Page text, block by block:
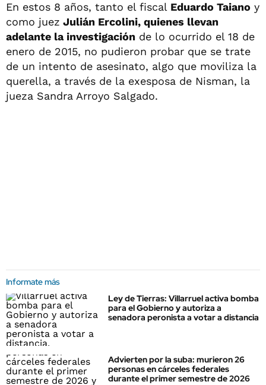
En estos 8 años, tanto el fiscal Eduardo Taiano y
como juez Julián Ercolini, quienes llevan
adelante la investigación de lo ocurrido el 18 de
enero de 2015, no pudieron probar que se trate
de un intento de asesinato, algo que moviliza la
querella, a través de la exesposa de Nisman, la
jueza Sandra Arroyo Salgado.
Informate más
Ley de Tierras: Villarruel activa bomba
para el Gobierno y autoriza a
senadora peronista a votar a distancia
Advierten por la suba: murieron 26
personas en cárceles federales
durante el primer semestre de 2026